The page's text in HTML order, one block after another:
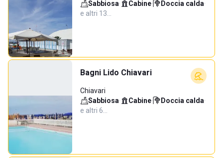
Sabbiosa· Cabine· Doccia calda·
e altri 13…
Bagni Lido Chiavari
Chiavari
Sabbiosa· Cabine· Doccia calda·
e altri 6…